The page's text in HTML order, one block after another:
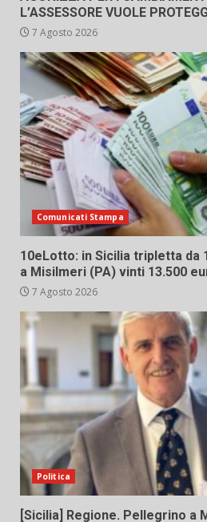
L’ASSESSORE VUOLE
7 Agosto 2026
Comunicati Stampa
10eLotto: in Sicilia tripletta da
a Misilmeri (PA) vinti 13.500
7 Agosto 2026
Politica
[Sicilia] Regione. Pellegrino a